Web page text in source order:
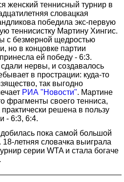
женский теннисный турнир в
словацкая
победила экс-первую
теннисистку Мартину Хингис.
с безмерной щедростью
но в концовке партии
ей победу - 6:3.
нервы, и создавалось
в прострации: куда-то
так выгодно
РИА "Новости". Мартине
фрагменты своего тенниса,
решена в пользу
- 6:3, 6:4.
пока самой большой
летняя словачка выиграла
серии WTA и стала богаче